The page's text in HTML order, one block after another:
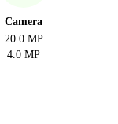
Camera
20.0 MP
4.0 MP